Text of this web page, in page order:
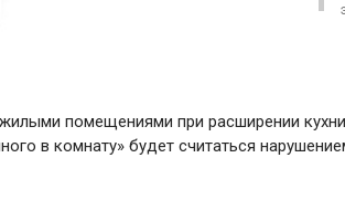
помещениями при расширении
в комнату» будет считаться